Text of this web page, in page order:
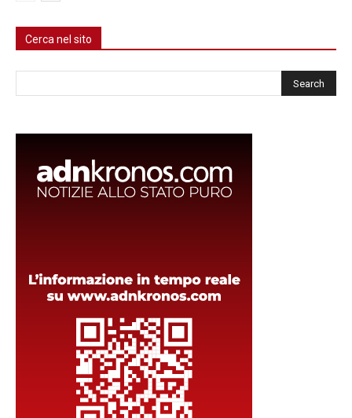
Cerca nel sito